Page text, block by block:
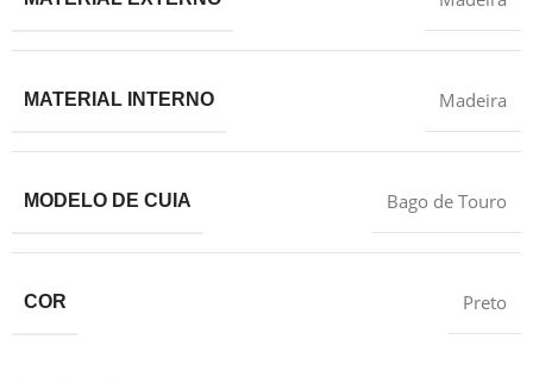
MATERIAL INTERNO Madeira
MODELO DE CUIA Bago de Touro
COR Preto